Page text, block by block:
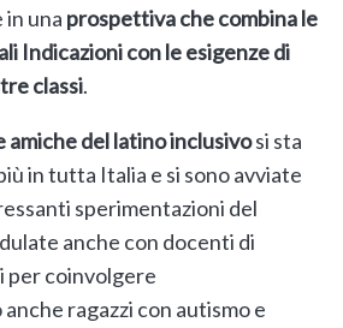
in una prospettiva che combina le
Indicazioni con le esigenze di
classi.
amiche del latino inclusivosi sta
in tutta Italia e si sono avviate
sperimentazioni del
anche con docenti di
per coinvolgere
ragazzi con autismo e